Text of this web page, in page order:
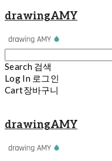
drawingAMY
Search 검색
Log In 로그인
Cart장바구니
drawingAMY